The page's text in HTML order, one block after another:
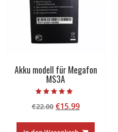
Akku modell für Megafon
MS3A
5.00
von 5
€22.00 Ursprünglicher
war:
€15.99Aktueller
ist: